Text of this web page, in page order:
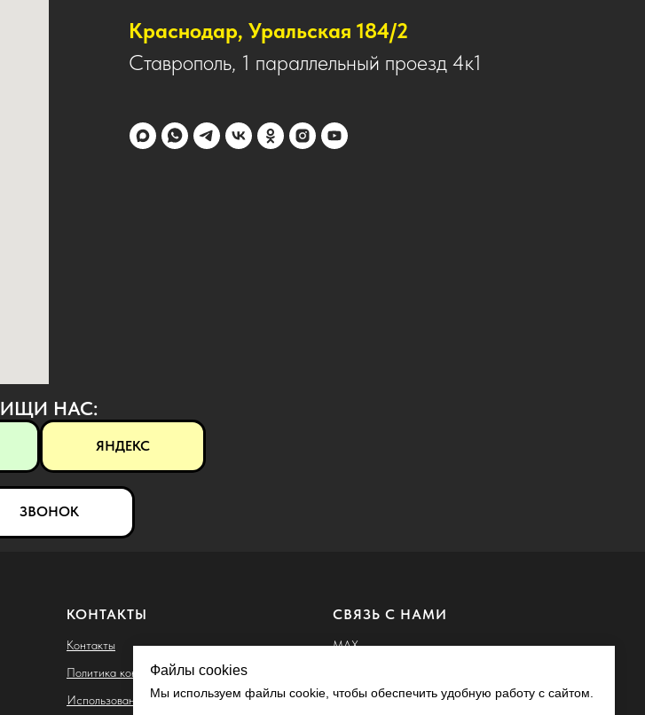
Краснодар, Уральская 184/2
Ставрополь, 1 параллельный проезд 4к1
Файлы cookies
Мы используем файлы cookie, чтобы обеспечить удобную работу с сайтом.
ИЩИ НАС:
ЯНДЕКС
ЗВОНОК
КОНТАКТЫ
Контакты
Политика конфиденциальности
Использование файлов cookie
СВЯЗЬ С НАМИ
MAX
Telegram